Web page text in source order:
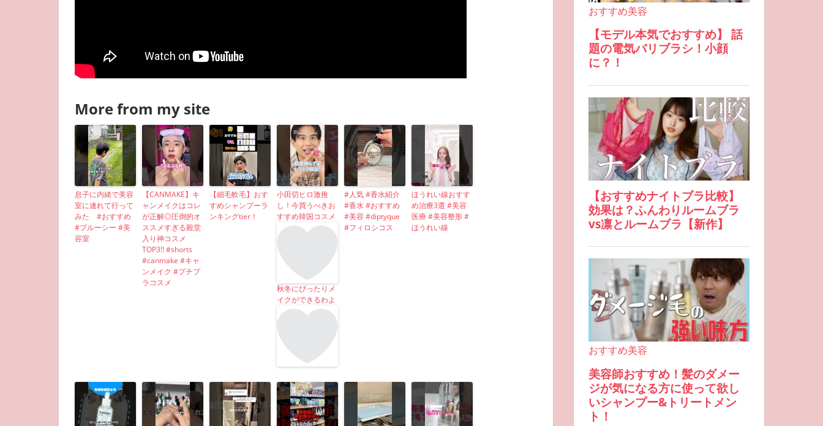
More from my site
息子に内緒で美容
室に連れて行って
みた #おすすめ
#ブルーシー #美
容室
【CANMAKE】キ
ャンメイクはコレ
が正解◎圧倒的オ
ススメすぎる殿堂
入り神コスメ
TOP3!! #shorts
#canmake #キャ
ンメイク #プチプ
ラコスメ
【細毛軟毛】おす
すめシャンプーラ
ンキングtier！
小田切ヒロ激推
し！今買うべきお
すすめ韓国コスメ
秋冬にぴったりメ
イクができるわよ
#人気 #香水紹介
#香水 #おすすめ
#美容 #diptyque
#フィロシコス
ほうれい線おすす
め治療3選 #美容
医療 #美容整形 #
ほうれい線